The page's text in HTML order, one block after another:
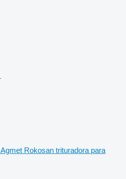
Agmet Rokosan trituradora para